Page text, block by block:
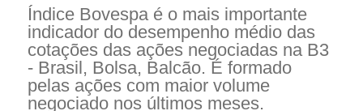
Índice Bovespa é o mais importante
indicador do desempenho médio das
cotações das ações negociadas na B3
- Brasil, Bolsa, Balcão. É formado
pelas ações com maior volume
negociado nos últimos meses.